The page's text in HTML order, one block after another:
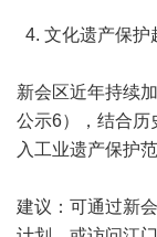
4. 文化遗产保护
新会区近年持续
公示6），结合历
入工业遗产保护范
建议：可通过新